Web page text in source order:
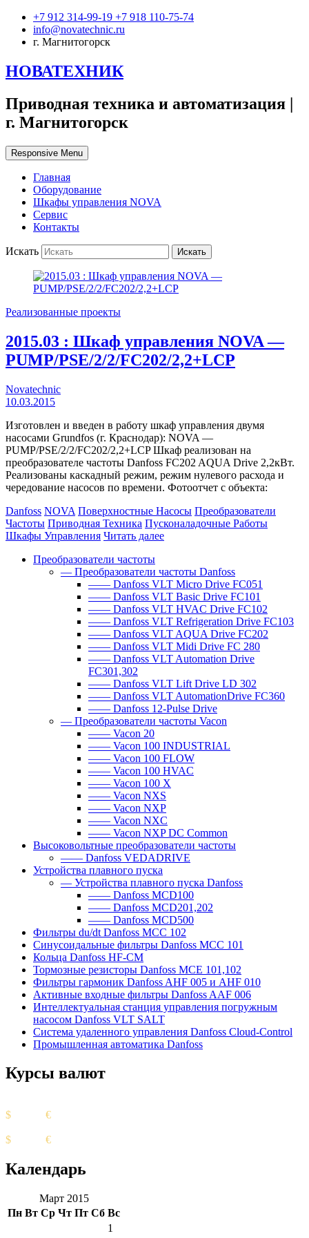
+7 912 314-99-19 +7 918 110-75-74
info@novatechnic.ru
г. Магнитогорск
НОВАТЕХНИК
Приводная техника и автоматизация |
г. Магнитогорск
Responsive Menu
Главная
Оборудование
Шкафы управления NOVA
Сервис
Контакты
Искать
Реализованные проекты
2015.03 : Шкаф управления NOVA —
PUMP/PSE/2/2/FC202/2,2+LCP
Novatechnic
10.03.2015
Изготовлен и введен в работу шкаф управления двумя
насосами Grundfos (г. Краснодар): NOVA —
PUMP/PSE/2/2/FC202/2,2+LCP Шкаф реализован на
преобразователе частоты Danfoss FC202 AQUA Drive 2,2кВт.
Реализованы каскадный режим, режим нулевого расхода и
чередование насосов по времени. Фотоотчет с объекта:
Danfoss NOVA Поверхностные Насосы Преобразователи
Частоты Приводная Техника Пусконаладочные Работы
Шкафы Управления Читать далее
Преобразователи частоты
— Преобразователи частоты Danfoss
—— Danfoss VLT Micro Drive FC051
—— Danfoss VLT Basic Drive FC101
—— Danfoss VLT HVAC Drive FC102
—— Danfoss VLT Refrigeration Drive FC103
—— Danfoss VLT AQUA Drive FC202
—— Danfoss VLT Midi Drive FC 280
—— Danfoss VLT Automation Drive
FC301,302
—— Danfoss VLT Lift Drive LD 302
—— Danfoss VLT AutomationDrive FC360
—— Danfoss 12-Pulse Drive
— Преобразователи частоты Vacon
—— Vacon 20
—— Vacon 100 INDUSTRIAL
—— Vacon 100 FLOW
—— Vacon 100 HVAC
—— Vacon 100 X
—— Vacon NXS
—— Vacon NXP
—— Vacon NXC
—— Vacon NXP DC Common
Высоковольтные преобразователи частоты
—— Danfoss VEDADRIVE
Устройства плавного пуска
— Устройства плавного пуска Danfoss
—— Danfoss MCD100
—— Danfoss MCD201,202
—— Danfoss MCD500
Фильтры du/dt Danfoss MCC 102
Синусоидальные фильтры Danfoss MCC 101
Кольца Danfoss HF-CM
Тормозные резисторы Danfoss MCE 101,102
Фильтры гармоник Danfoss AHF 005 и AHF 010
Активные входные фильтры Danfoss AAF 006
Интеллектуальная станция управления погружным
насосом Danfoss VLT SALT
Система удаленного управления Danfoss Cloud-Control
Промышленная автоматика Danfoss
Курсы валют
$
€
$
€
Календарь
Март 2015
Пн Вт Ср Чт Пт Сб Вс
1